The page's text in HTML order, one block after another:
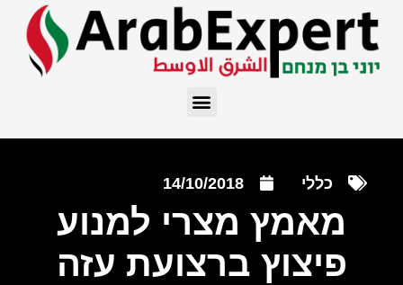
כללי 14/10/2018
מאמץ מצרי למנוע
פיצוץ ברצועת עזה